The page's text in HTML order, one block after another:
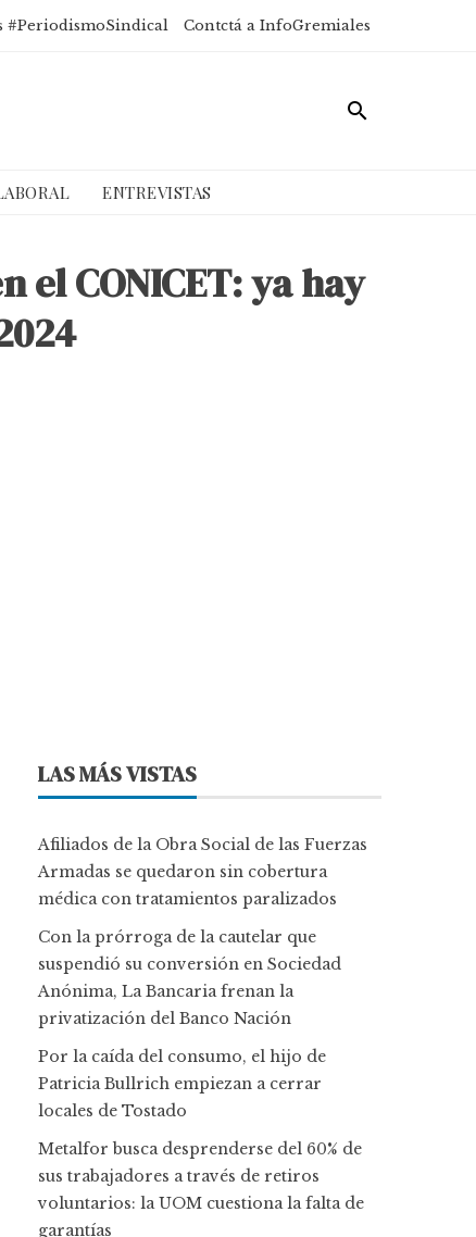
#PeriodismoSindical Contctá a InfoGremiales
ENTREVISTAS
el CONICET: ya hay
LAS MÁS VISTAS
Afiliados de la Obra Social de las Fuerzas
Armadas se quedaron sin cobertura
médica con tratamientos paralizados
Con la prórroga de la cautelar que
suspendió su conversión en Sociedad
Anónima, La Bancaria frenan la
privatización del Banco Nación
Por la caída del consumo, el hijo de
Patricia Bullrich empiezan a cerrar
locales de Tostado
Metalfor busca desprenderse del 60% de
sus trabajadores a través de retiros
voluntarios: la UOM cuestiona la falta de
garantías